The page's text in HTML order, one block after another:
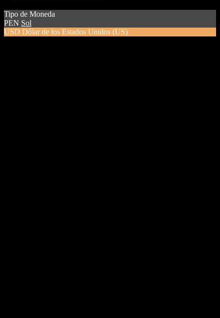
Tipo de Moneda
PEN Sol
USD Dólar de los Estados Unidos (US)